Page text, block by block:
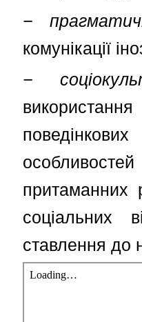
−
комунікації
−
особливостей
притаманних
соціальних
ставлення до